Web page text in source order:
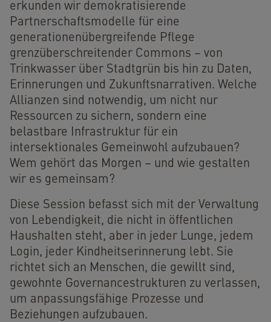
erkunden wir demokratisierende
Partnerschaftsmodelle für eine
generationenübergreifende Pflege
grenzüberschreitender Commons – von
Trinkwasser über Stadtgrün bis hin zu Daten,
Erinnerungen und Zukunftsnarrativen. Welche
Allianzen sind notwendig, um nicht nur
Ressourcen zu sichern, sondern eine
belastbare Infrastruktur für ein
intersektionales Gemeinwohl aufzubauen?
Wem gehört das Morgen – und wie gestalten
wir es gemeinsam?
Diese Session befasst sich mit der Verwaltung
von Lebendigkeit, die nicht in öffentlichen
Haushalten steht, aber in jeder Lunge, jedem
Login, jeder Kindheitserinnerung lebt. Sie
richtet sich an Menschen, die gewillt sind,
gewohnte Governancestrukturen zu verlassen,
um anpassungsfähige Prozesse und
Beziehungen aufzubauen.